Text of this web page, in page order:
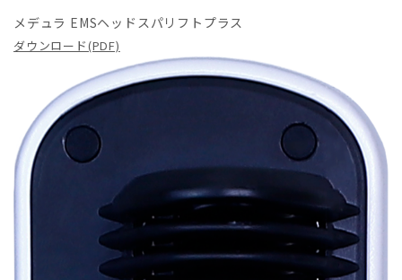
メデュラ EMSヘッドスパリフトプラス
ダウンロード(PDF)